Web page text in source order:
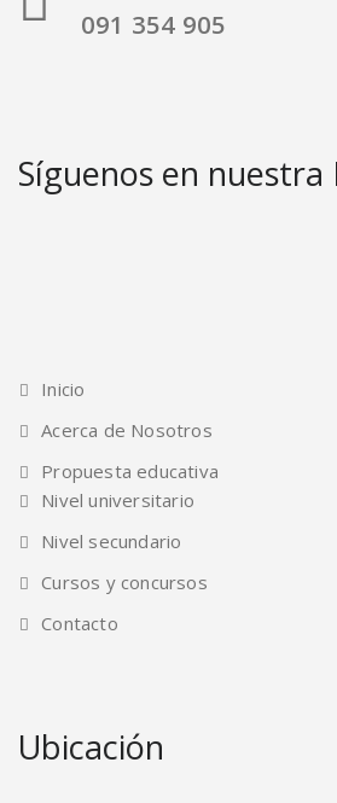
091 354 905
Síguenos en nuestra
Inicio
Acerca de Nosotros
Propuesta educativa
Nivel universitario
Nivel secundario
Cursos y concursos
Contacto
Ubicación